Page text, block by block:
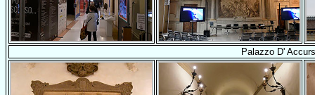
Palazzo D'